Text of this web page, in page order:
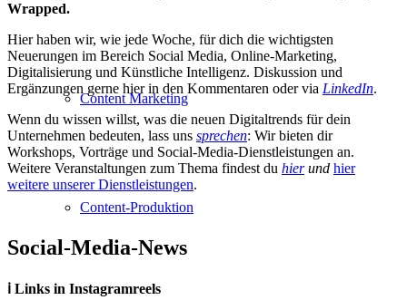
Content Marketing
Content-Produktion
Wrapped.
Hier haben wir, wie jede Woche, für dich die wichtigsten
Neuerungen im Bereich Social Media, Online-Marketing,
Digitalisierung und Künstliche Intelligenz. Diskussion und
Ergänzungen gerne hier in den Kommentaren oder via LinkedIn.
Wenn du wissen willst, was die neuen Digitaltrends für dein
Unternehmen bedeuten, lass uns sprechen: Wir bieten dir
Workshops, Vorträge und Social-Media-Dienstleistungen an.
Weitere Veranstaltungen zum Thema findest du hierund hier
weitere unserer Dienstleistungen.
Social-Media-News
ℹ️ Links in Instagramreels